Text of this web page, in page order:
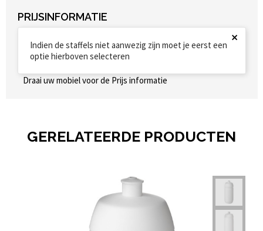
PRIJSINFORMATIE
Indien de staffels niet aanwezig zijn moet je eerst een
optie hierboven selecteren
×
Draai uw mobiel voor de Prijs informatie
GERELATEERDE PRODUCTEN